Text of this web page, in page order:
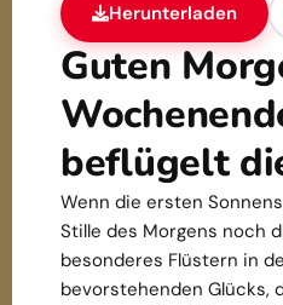
Herunterladen
Guten
beflügelt
Wenn die ersten
Stille des Morgens noch
besonderes Flüstern in
bevorstehenden Glücks,